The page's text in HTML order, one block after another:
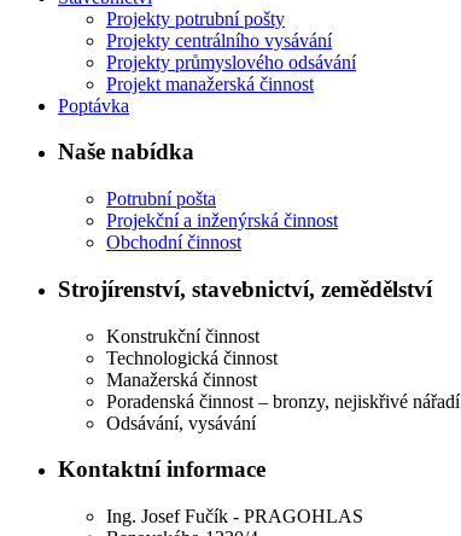
Projekty potrubní pošty
Projekty centrálního vysávání
Projekty průmyslového odsávání
Projekt manažerská činnost
Poptávka
Naše nabídka
Potrubní pošta
Projekční a inženýrská činnost
Obchodní činnost
Strojírenství, stavebnictví, zemědělství
Konstrukční činnost
Technologická činnost
Manažerská činnost
Poradenská činnost – bronzy, nejiskřivé nářadí
Odsávání, vysávání
Kontaktní informace
Ing. Josef Fučík - PRAGOHLAS